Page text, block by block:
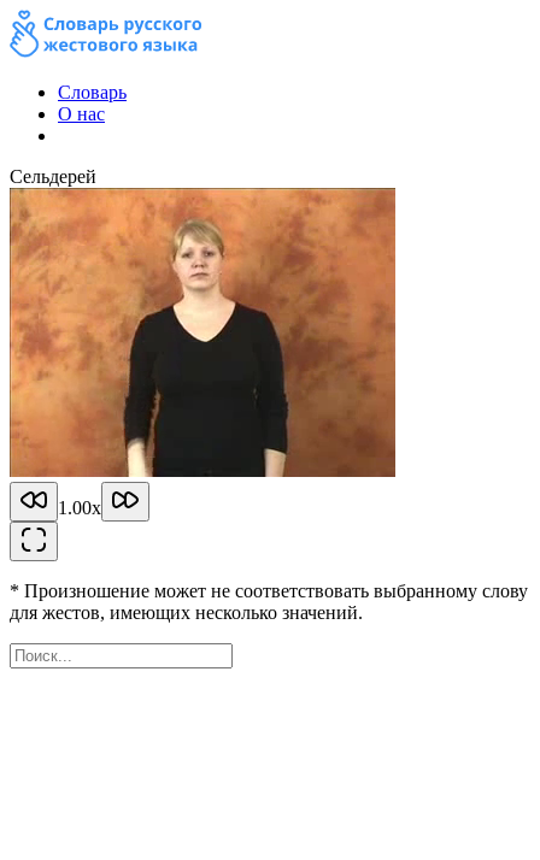
Словарь
О нас
Сельдерей
1.00x
* Произношение может не соответствовать выбранному слову
для жестов, имеющих несколько значений.